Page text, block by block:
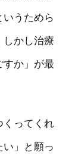
うためら
しかし治療
か」が最
くってくれ
」と願っ